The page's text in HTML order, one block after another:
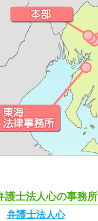
護士法人心の事務所
弁護士法人心